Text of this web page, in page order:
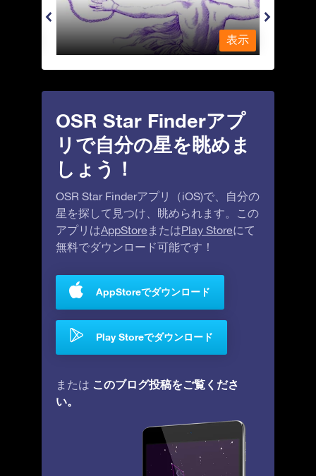
表示
OSR Star Finderアプ
リで自分の星を眺めま
しょう！
OSR Star Finderアプリ（iOS)で、自分の
星を探して見つけ、眺められます。この
アプリはAppStore またはPlay Storeにて
無料でダウンロード可能です！
AppStoreでダウンロード
Play Storeでダウンロード
または このブログ投稿をご覧くださ
い。